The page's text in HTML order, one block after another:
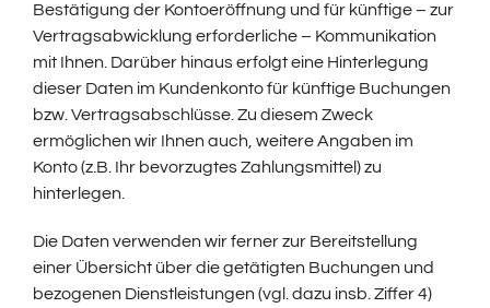
Bestätigung der Kontoeröffnung und für künftige – zur
Vertragsabwicklung erforderliche – Kommunikation
mit Ihnen. Darüber hinaus erfolgt eine Hinterlegung
dieser Daten im Kundenkonto für künftige Buchungen
bzw. Vertragsabschlüsse. Zu diesem Zweck
ermöglichen wir Ihnen auch, weitere Angaben im
Konto (z.B. Ihr bevorzugtes Zahlungsmittel) zu
hinterlegen.
Die Daten verwenden wir ferner zur Bereitstellung
einer Übersicht über die getätigten Buchungen und
bezogenen Dienstleistungen (vgl. dazu insb. Ziffer 4)